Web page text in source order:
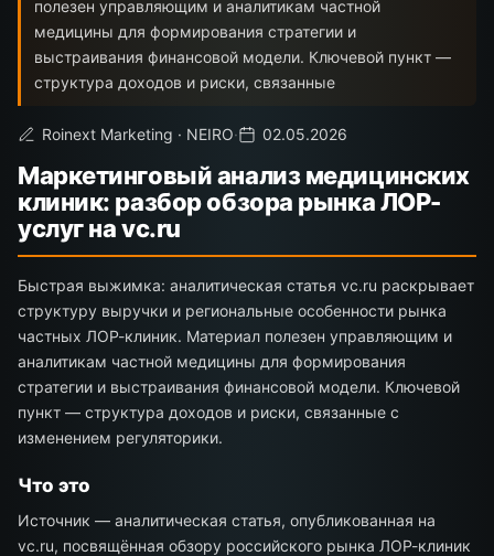
полезен управляющим и аналитикам частной
медицины для формирования стратегии и
выстраивания финансовой модели. Ключевой пункт —
структура доходов и риски, связанные
Roinext Marketing · NEIRO· 02.05.2026
Маркетинговый анализ медицинских
клиник: разбор обзора рынка ЛОР-
услуг на vc.ru
Быстрая выжимка: аналитическая статья vc.ru раскрывает
структуру выручки и региональные особенности рынка
частных ЛОР-клиник. Материал полезен управляющим и
аналитикам частной медицины для формирования
стратегии и выстраивания финансовой модели. Ключевой
пункт — структура доходов и риски, связанные с
изменением регуляторики.
Что это
Источник — аналитическая статья, опубликованная на
vc.ru, посвящённая обзору российского рынка ЛОР-клиник